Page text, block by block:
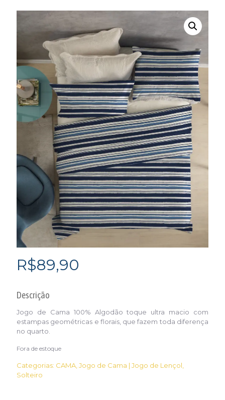
R$89,90
Descrição
Jogo de Cama 100% Algodão toque ultra macio com
estampas geométricas e florais, que fazem toda diferença
no quarto.
Fora de estoque
Categorias: CAMA,Jogo de Cama | Jogo de Lençol,
Solteiro